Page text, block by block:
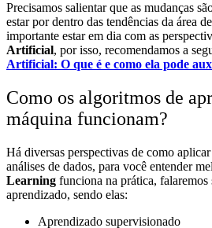
Precisamos salientar que as mudanças
estar por dentro das tendências da área de
importante estar em dia com as
Artificial, por isso, recomendamos a
Artificial: O que é e como ela pode
Como os algoritmos de
máquina funcionam?
Há diversas perspectivas de como aplicar
análises de dados, para você entender
Learning funciona na prática,
aprendizado, sendo elas:
Aprendizado supervisionado